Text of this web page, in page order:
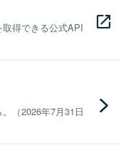
得できる公式API
（2026年7月31日